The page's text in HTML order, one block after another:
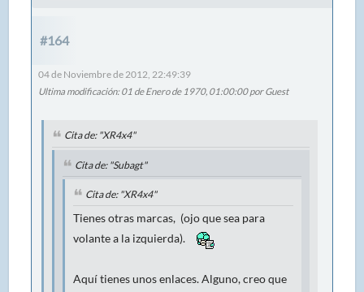
#164
04 de Noviembre de 2012, 22:49:39
Ultima modificación: 01 de Enero de 1970, 01:00:00 por Guest
Cita de: "XR4x4"
Cita de: "Subagt"
Cita de: "XR4x4"
Tienes otras marcas, (ojo que sea para
volante a la izquierda).
Aquí tienes unos enlaces. Alguno, creo que